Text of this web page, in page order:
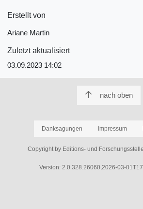
Erstellt von
Ariane Martin
Zuletzt aktualisiert
03.09.2023 14:02
nach oben
Danksagungen Impressum
Copyright by Editions- und
Version: 2.0.328.26060,2026-03-